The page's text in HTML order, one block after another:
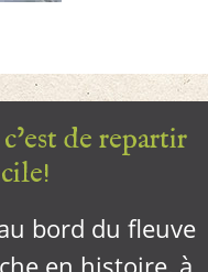
de repartir
bord du fleuve